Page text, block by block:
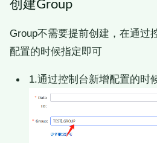
创建Group
Group不需要提前创建，在通过
配置的时候指定即可
1.通过控制台新增配置的时